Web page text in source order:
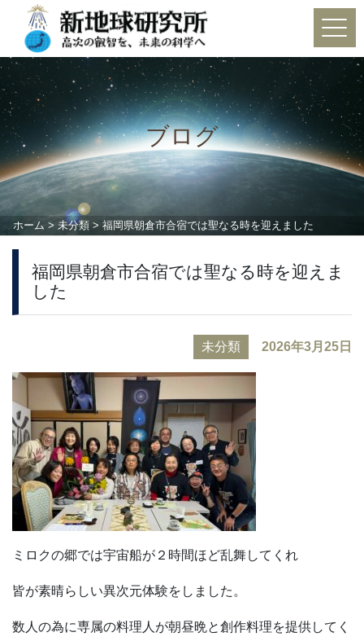
Main Navigation
ブログ
ホーム > 未分類 > 福岡県朝倉市合宿では聖なる時を迎えました
福岡県朝倉市合宿では聖なる時を迎えま
した
未分類 2026年3月25日
ミロクの郷では宇宙船が２時間ほど乱舞してくれ
皆が素晴らしい異次元体験をしました。
数人の為に専属の料理人が朝昼晩と創作料理を提供してく